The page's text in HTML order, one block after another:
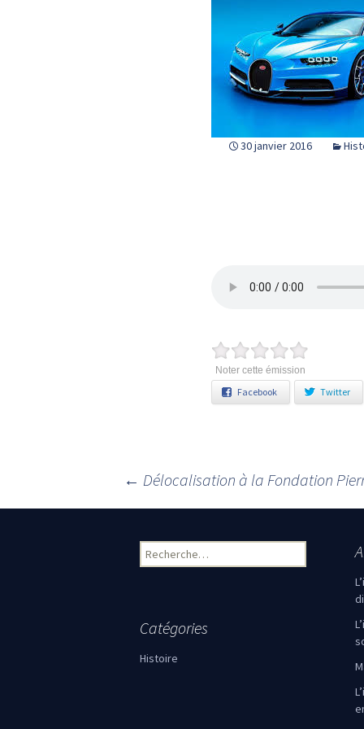
30 janvier 2016
Noter cette émission
Facebook Twitter
Navigation des articles
← Délocalisation à la Fondation
Rechercher :
Catégories
Histoire